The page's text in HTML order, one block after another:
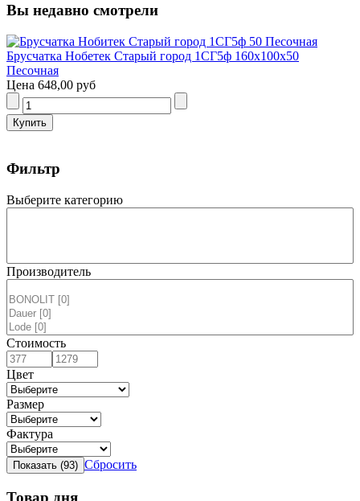
Вы недавно смотрели
Брусчатка Нобетек Старый город 1СГ5ф 160x100x50
Песочная
Цена 648,00 руб
Фильтр
Выберите категорию
Производитель
Стоимость
Цвет
Размер
Фактура
Сбросить
Товар дня